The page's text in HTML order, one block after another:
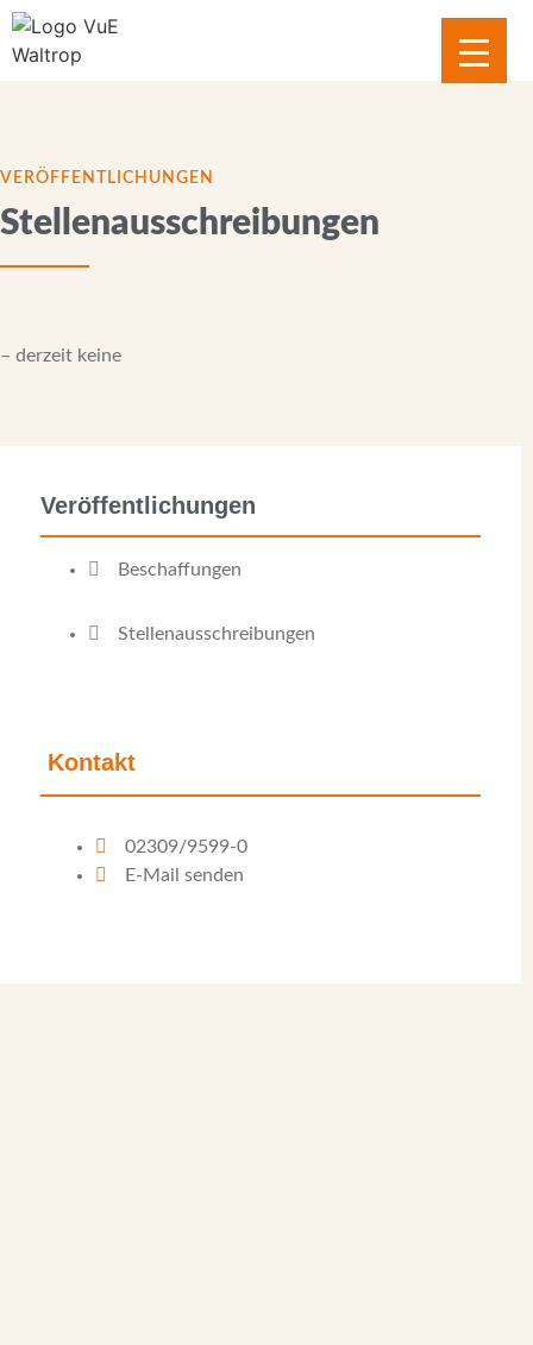
springen
VERÖFFENTLICHUNGEN
Stellenausschreibungen
– derzeit keine
Veröffentlichungen
Beschaffungen
Stellenausschreibungen
Kontakt
02309/9599-0
E-Mail senden